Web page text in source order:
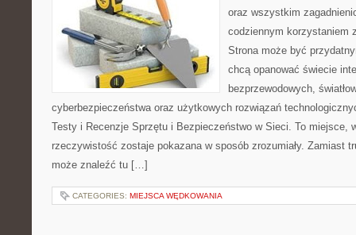
oraz wszystkim
codziennym korzystaniem
Strona może być
chcą opanować świecie
bezprzewodowych,
cyberbezpieczeństwa oraz użytkowych rozwiązań
Testy i Recenzje Sprzętu i Bezpieczeństwo w Sieci. To miejsce,
rzeczywistość zostaje pokazana w sposób zrozumiały. Zamiast
może znaleźć tu […]
CATEGORIES: MIEJSCA WĘDKOWANIA